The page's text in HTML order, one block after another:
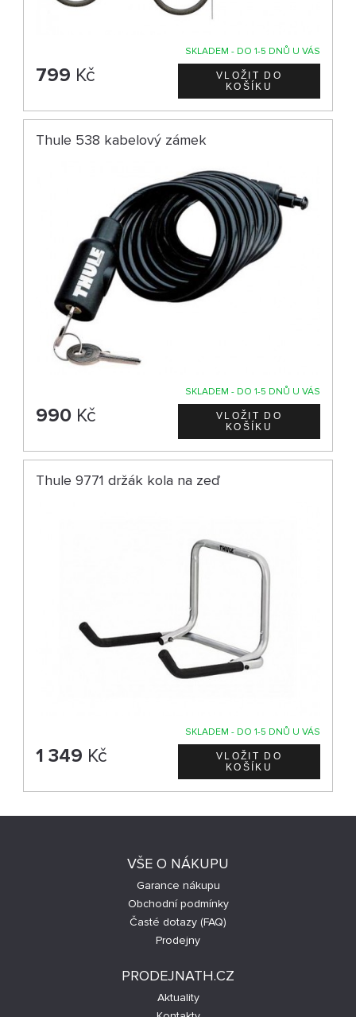
SKLADEM - DO 1-5 DNŮ U VÁS
799 Kč
Thule 538 kabelový zámek
SKLADEM - DO 1-5 DNŮ U VÁS
990 Kč
Thule 9771 držák kola na zeď
SKLADEM - DO 1-5 DNŮ U VÁS
1 349 Kč
VŠE O NÁKUPU
Garance nákupu
Obchodní podmínky
Časté dotazy (FAQ)
Prodejny
PRODEJNATH.CZ
Aktuality